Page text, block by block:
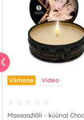
Viimane Video
Massaažiõli - küünal